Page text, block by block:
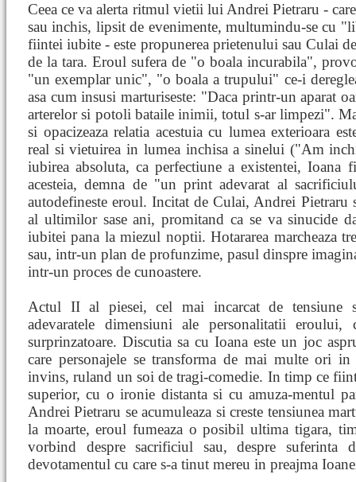
Ceea ce va alerta ritmul vietii lui Andrei Pietraru -
sau inchis, lipsit de evenimente, multumindu-se cu
fiintei iubite - este propunerea prietenului sau Culai
de la tara. Eroul sufera de "o boala incurabila",
"un exemplar unic", "o boala a trupului" ce-i
asa cum insusi marturiseste: "Daca printr-un aparat
arterelor si potoli bataile inimii, totul s-ar limpezi".
si opacizeaza relatia acestuia cu lumea exterioara
real si vietuirea in lumea inchisa a sinelui ("Am
iubirea absoluta, ca perfectiune a existentei,
acesteia, demna de "un print adevarat al
autodefineste eroul. Incitat de Culai, Andrei Pietraru
al ultimilor sase ani, promitand ca se va sinucide
iubitei pana la miezul noptii. Hotararea marcheaza
sau, intr-un plan de profunzime, pasul dinspre
intr-un proces de cunoastere.
Actul II al piesei, cel mai incarcat de tensiune
adevaratele dimensiuni ale personalitatii
surprinzatoare. Discutia sa cu Ioana este un joc
care personajele se transforma de mai multe ori
invins, ruland un soi de tragi-comedie. In timp ce
superior, cu o ironie distanta si cu amuza-mentul
Andrei Pietraru se acumuleaza si creste tensiunea
la moarte, eroul fumeaza o posibil ultima tigara,
vorbind despre sacrificiul sau, despre
devotamentul cu care s-a tinut mereu in preajma